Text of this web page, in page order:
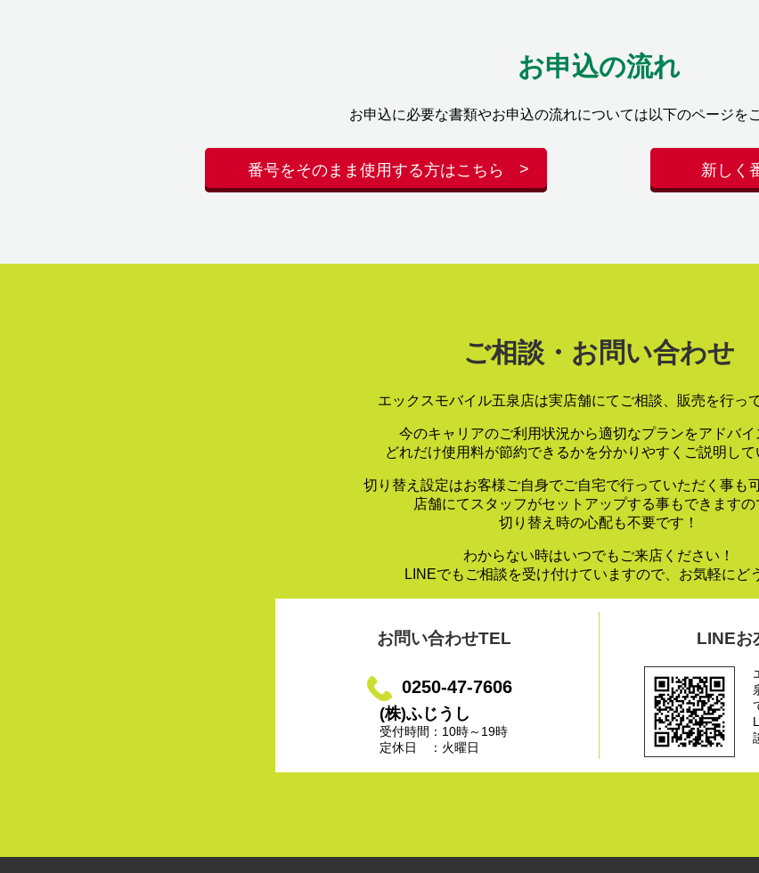
お申込の流れ
お申込に必要な書類やお申込の流れについては以下のページを
番号をそのまま使用する方はこちら 新しく
ご相談・お問い合わせ
エックスモバイル五泉店は実店舗にてご相談、販売を行っ
今のキャリアのご利用状況から適切なプランをアドバイ
どれだけ使用料が節約できるかを分かりやすくご説明して
切り替え設定はお客様ご自身でご自宅で行っていただく事も
店舗にてスタッフがセットアップする事もできますの
切り替え時の心配も不要です！
わからない時はいつでもご来店ください！
LINEでもご相談を受け付けていますので、お気軽にど
お問い合わせTEL
0250-47-7606
(株)ふじうし
受付時間：10時～19時
定休日 ：火曜日
LINEお